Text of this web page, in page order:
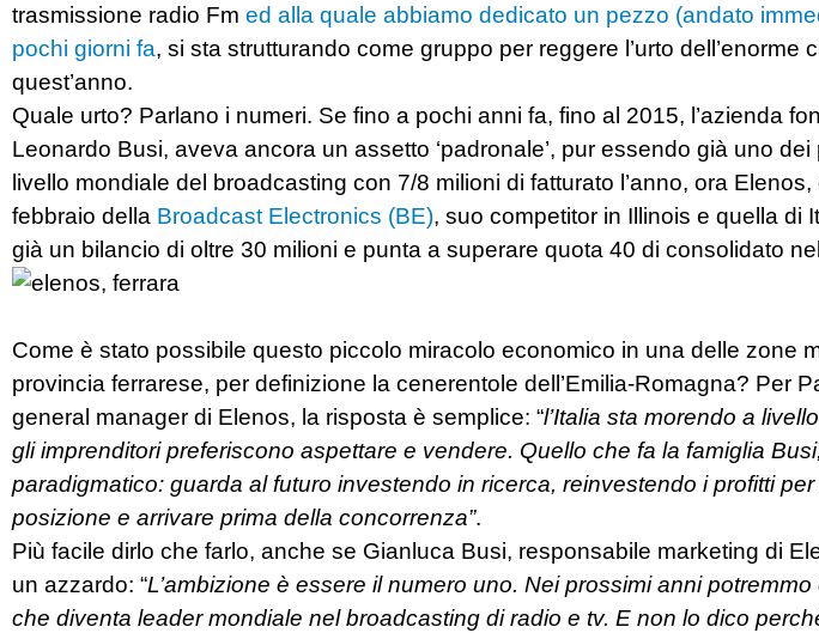
trasmissione radio Fm ed alla quale abbiamo dedicato un pezzo (andato
pochi giorni fa, si sta strutturando come gruppo per reggere l’urto dell’enorme
quest’anno.
Quale urto? Parlano i numeri. Se fino a pochi anni fa, fino al 2015, l’azienda
Leonardo Busi, aveva ancora un assetto ‘padronale’, pur essendo già uno dei
livello mondiale del broadcasting con 7/8 milioni di fatturato l’anno, ora
febbraio della Broadcast Electronics (BE), suo competitor in Illinois e quella di
già un bilancio di oltre 30 milioni e punta a superare quota 40 di consolidato
Come è stato possibile questo piccolo miracolo economico in una delle zone
provincia ferrarese, per definizione la cenerentole dell’Emilia-Romagna? Per
general manager di Elenos, la risposta è semplice: “l’Italia sta morendo a
gli imprenditori preferiscono aspettare e vendere. Quello che fa la famiglia
paradigmatico: guarda al futuro investendo in ricerca, reinvestendo i profitti
posizione e arrivare prima della concorrenza”.
Più facile dirlo che farlo, anche se Gianluca Busi, responsabile marketing di
un azzardo: “L’ambizione è essere il numero uno. Nei prossimi anni potremmo
che diventa leader mondiale nel broadcasting di radio e tv. E non lo dico